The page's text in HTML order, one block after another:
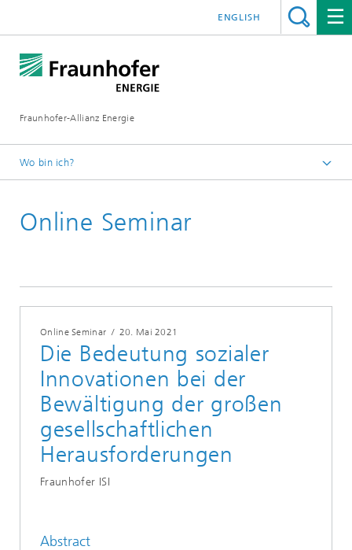
Fraunhofer-Allianz Energie
ENGLISH
Wo bin ich?
Messen | Veranstaltungen
Online Seminar
Online Seminar / 20. Mai 2021
Die Bedeutung sozialer
Innovationen bei der
Bewältigung der großen
gesellschaftlichen
Herausforderungen
Fraunhofer ISI
Abstract